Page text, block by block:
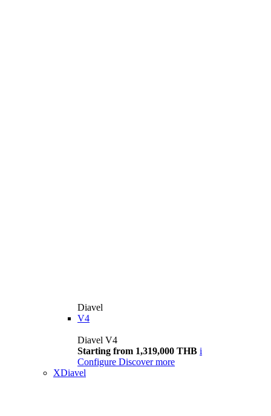
Diavel
V4
Diavel V4
Starting from 1,319,000 THB i
Configure Discover more
XDiavel